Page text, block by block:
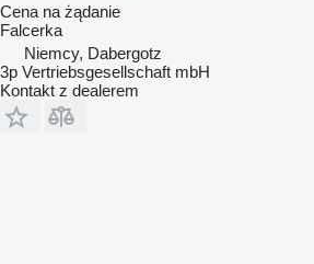
Cena na żądanie
Falcerka
Niemcy, Dabergotz
3p Vertriebsgesellschaft mbH
Kontakt z dealerem